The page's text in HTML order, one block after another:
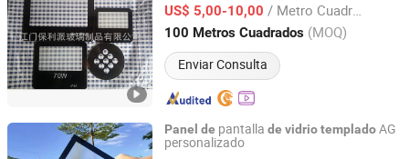
US$ 5,00-10,00 / Metro Cuadrado
100 Metros Cuadrados (MOQ)
Enviar Consulta
Guangdong, China Desde 2013
Panel de pantalla de vidriotempladoAG
personalizado
DONGGUAN SAIDA GLASS CO.,LTD